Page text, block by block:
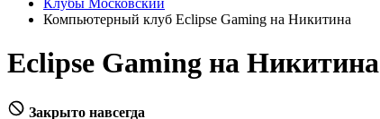
Клубы Московский
Компьютерный клуб Eclipse Gaming на Никитина
Eclipse Gaming на Никитина
Закрыто навсегда